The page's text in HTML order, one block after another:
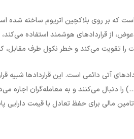
است که بر روی بلاکچین اتریوم ساخته شده
از قراردادهای هوشمند استفاده
تقویت می‌کند و خطر نکول طرف مقابل،
آتی دائمی است. این قراردادها
را دنبال می‌کنند و به معامله‌گران اجازه
مالی برای حفظ تعادل با قیمت دارایی